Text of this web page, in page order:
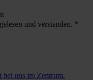
gelesen und verstanden. *
bei uns im Zentrum.